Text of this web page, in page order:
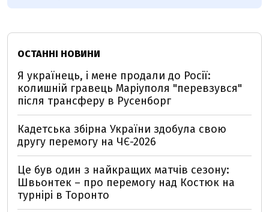
ОСТАННІ НОВИНИ
Я українець, і мене продали до Росії:
колишній гравець Маріуполя "перевзувся"
після трансферу в Русенборг
Кадетська збірна України здобула свою
другу перемогу на ЧЄ-2026
Це був один з найкращих матчів сезону:
Швьонтек – про перемогу над Костюк на
турнірі в Торонто